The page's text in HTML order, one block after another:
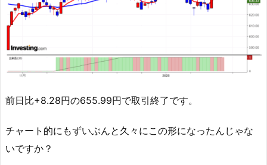
前日比+8.28円の655.99円で取引終了です。
チャート的にもずいぶんと久々にこの形になったんじゃな
いですか？